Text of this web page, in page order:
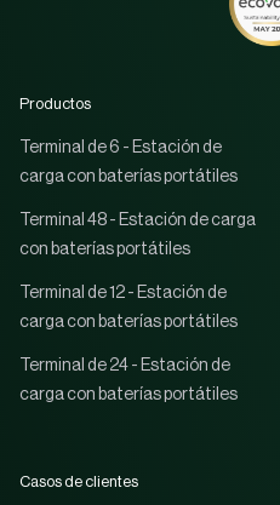
Productos
Terminal de 6 - Estación de
carga con baterías portátiles
Terminal 48 - Estación de carga
con baterías portátiles
Terminal de 12 - Estación de
carga con baterías portátiles
Terminal de 24 - Estación de
carga con baterías portátiles
Casos de clientes